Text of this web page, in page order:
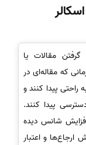
مقالات یا
که مقاله‌ای در
راحتی پیدا کنند و
پیدا کنند.
شانس دیده
و اعتبار